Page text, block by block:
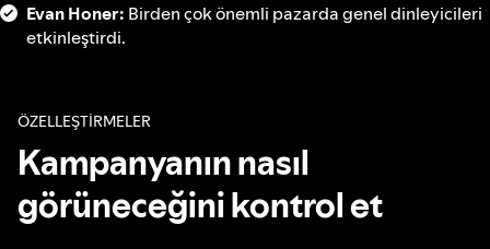
Evan Honer: Birden çok önemli pazarda genel dinleyicileri
etkinleştirdi.
ÖZELLEŞTİRMELER
Kampanyanın nasıl
görüneceğini kontrol et